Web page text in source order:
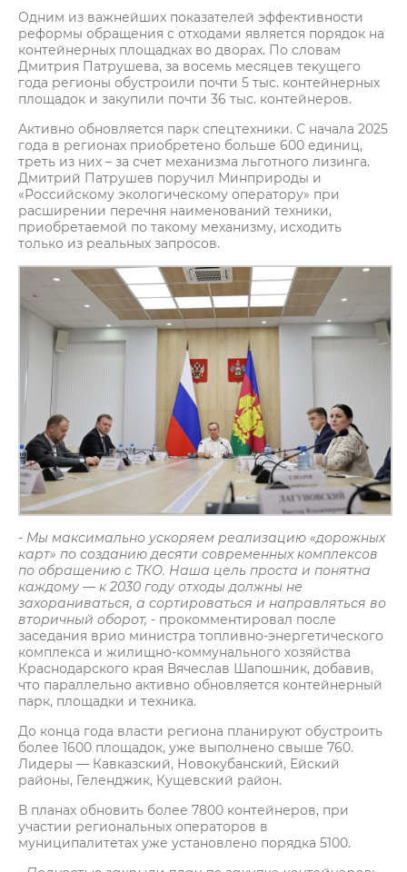
Одним из важнейших показателей эффективности
реформы обращения с отходами является порядок на
контейнерных площадках во дворах. По словам
Дмитрия Патрушева, за восемь месяцев текущего
года регионы обустроили почти 5 тыс. контейнерных
площадок и закупили почти 36 тыс. контейнеров.
Активно обновляется парк спецтехники. С начала 2025
года в регионах приобретено больше 600 единиц,
треть из них – за счет механизма льготного лизинга.
Дмитрий Патрушев поручил Минприроды и
«Российскому экологическому оператору» при
расширении перечня наименований техники,
приобретаемой по такому механизму, исходить
только из реальных запросов.
- Мы максимально ускоряем реализацию «дорожных
карт» по созданию десяти современных комплексов
по обращению с ТКО. Наша цель проста и понятна
каждому — к 2030 году отходы должны не
захораниваться, а сортироваться и направляться во
вторичный оборот, - прокомментировал после
заседания врио министра топливно-энергетического
комплекса и жилищно-коммунального хозяйства
Краснодарского края Вячеслав Шапошник, добавив,
что параллельно активно обновляется контейнерный
парк, площадки и техника.
До конца года власти региона планируют обустроить
более 1600 площадок, уже выполнено свыше 760.
Лидеры — Кавказский, Новокубанский, Ейский
районы, Геленджик, Кущевский район.
В планах обновить более 7800 контейнеров, при
участии региональных операторов в
муниципалитетах уже установлено порядка 5100.